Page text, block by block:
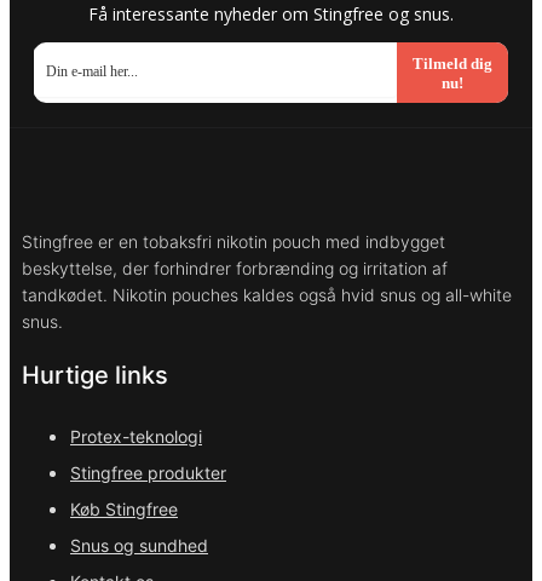
Få interessante nyheder om Stingfree og snus.
Tilmeld dig
nu!
Stingfree er en tobaksfri nikotin pouch med indbygget
beskyttelse, der forhindrer forbrænding og irritation af
tandkødet. Nikotin pouches kaldes også hvid snus og all-white
snus.
Hurtige links
Protex-teknologi
Stingfree produkter
Køb Stingfree
Snus og sundhed